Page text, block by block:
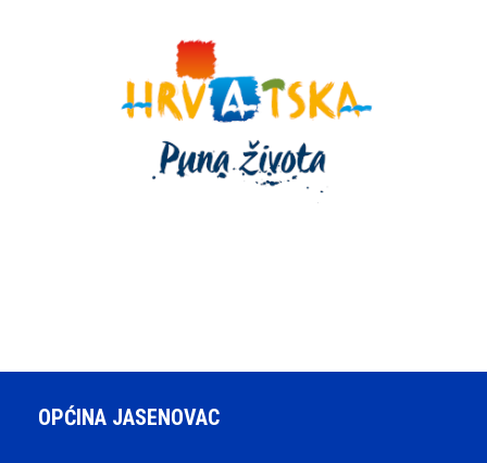
OPĆINA JASENOVAC